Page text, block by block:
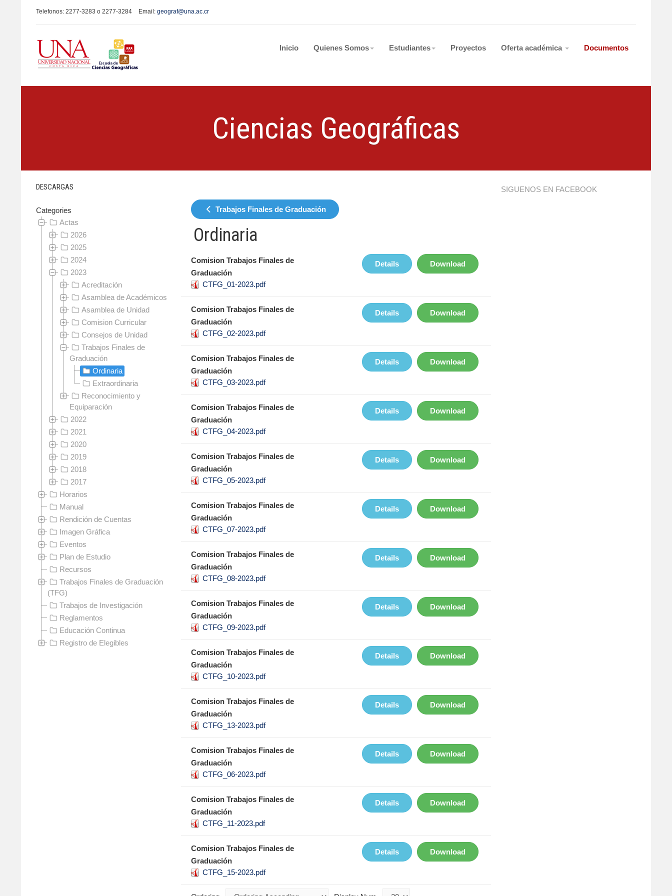
Telefonos: 2277-3283 o 2277-3284 Email: geograf@una.ac.cr
Inicio Quienes Somos Estudiantes Proyectos Oferta académica Documentos
Ciencias Geográficas
Trabajos Finales de Graduación
Ordinaria
Comision Trabajos Finales de
Graduación
CTFG_01-2023.pdf
Download
Details
Comision Trabajos Finales de
Graduación
CTFG_02-2023.pdf
Download
Details
Comision Trabajos Finales de
Graduación
CTFG_03-2023.pdf
Download
Details
Comision Trabajos Finales de
Graduación
CTFG_04-2023.pdf
Download
Details
Comision Trabajos Finales de
Graduación
CTFG_05-2023.pdf
Download
Details
Comision Trabajos Finales de
Graduación
CTFG_07-2023.pdf
Download
Details
Comision Trabajos Finales de
Graduación
CTFG_08-2023.pdf
Download
Details
Comision Trabajos Finales de
Graduación
CTFG_09-2023.pdf
Download
Details
Comision Trabajos Finales de
Graduación
CTFG_10-2023.pdf
Download
Details
Comision Trabajos Finales de
Graduación
CTFG_13-2023.pdf
Download
Details
Comision Trabajos Finales de
Graduación
CTFG_06-2023.pdf
Download
Details
Comision Trabajos Finales de
Graduación
CTFG_11-2023.pdf
Download
Details
Comision Trabajos Finales de
Graduación
CTFG_15-2023.pdf
Download
Details
DESCARGAS
Categories
Actas
2026
2025
2024
2023
Acreditación
Asamblea de Académicos
Asamblea de Unidad
Comision Curricular
Consejos de Unidad
Trabajos Finales de
Graduación
Ordinaria
Extraordinaria
Reconocimiento y
Equiparación
2022
2021
2020
2019
2018
2017
Horarios
Manual
Rendición de Cuentas
Imagen Gráfica
Eventos
Plan de Estudio
Recursos
Trabajos Finales de Graduación
(TFG)
Trabajos de Investigación
Reglamentos
Educación Continua
Registro de Elegibles
SIGUENOS EN FACEBOOK